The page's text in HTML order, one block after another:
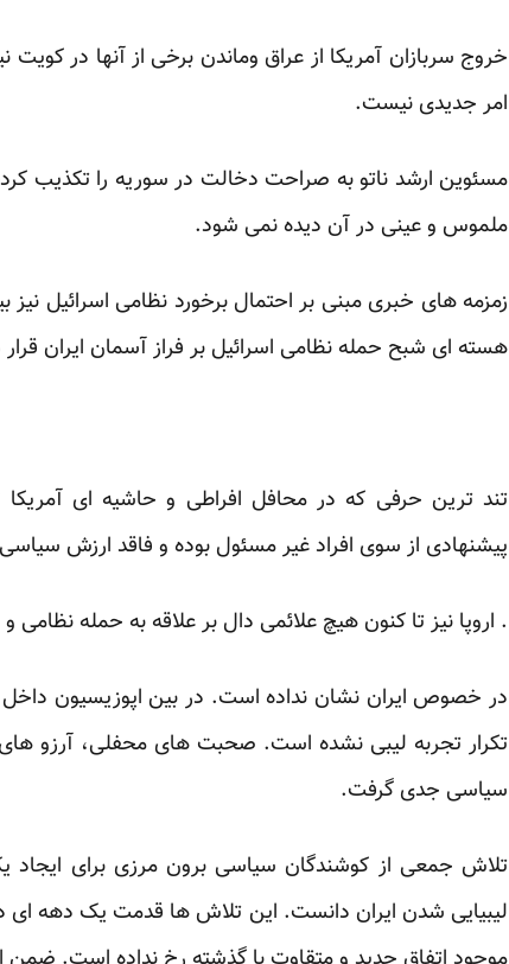
خروج سربازان آمریکا از عراق وماندن برخی از آنها در
امر جدیدی نیست.
مسئوین ارشد ناتو به صراحت دخالت در سوریه را تکذیب
ملموس و عینی در آن دیده نمی شود.
زمزمه های خبری مبنی بر احتمال برخورد نظامی اسرائیل
هسته ای شبح حمله نظامی اسرائیل بر فراز آسمان ایران
تند ترین حرفی که در محافل افراطی و حاشیه ای
پیشنهادی از سوی افراد غیر مسئول بوده و فاقد ارزش
. اروپا نیز تا کنون هیچ علائمی دال بر علاقه به حمله
در خصوص ایران نشان نداده است. در بین اپوزیسیون داخل
تکرار تجربه لیبی نشده است. صحبت های محفلی، آرزو
سیاسی جدی گرفت.
تلاش جمعی از کوشندگان سیاسی برون مرزی برای ایجاد
لیبیایی شدن ایران دانست. این تلاش ها قدمت یک دهه ای